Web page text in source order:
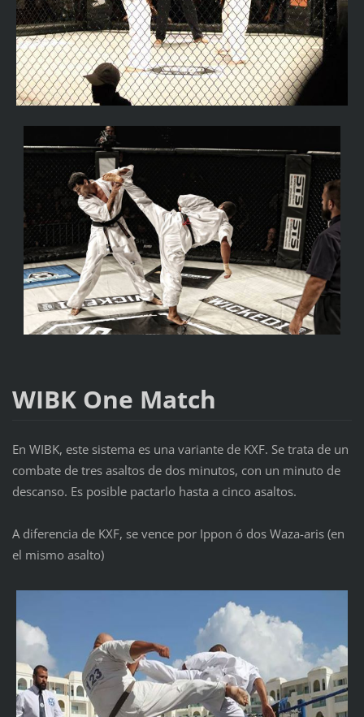
WIBK One Match
En WIBK, este sistema es una variante de KXF. Se trata de un
combate de tres asaltos de dos minutos, con un minuto de
descanso. Es posible pactarlo hasta a cinco asaltos.
A diferencia de KXF, se vence por Ippon ó dos Waza-aris (en
el mismo asalto)